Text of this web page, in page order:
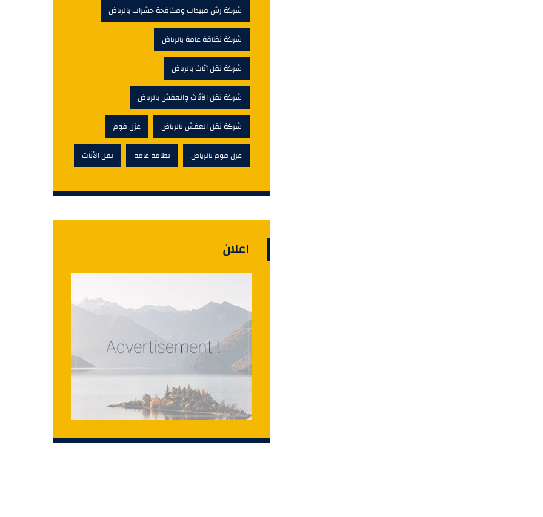
شركة رش مبيدات ومكافحة حشرات بالرياض
شركة نظافة عامة بالرياض
شركة نقل أثاث بالرياض
شركة نقل الأثاث والعفش بالرياض
شركة نقل العفش بالرياض عزل فوم
عزل فوم بالرياض نظافة عامة نقل الأثاث
اعلان